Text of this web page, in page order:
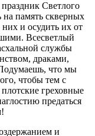
Светлого
на память скверных
и осудить их от
Всесветлый
службы
драками,
что мы
чтобы тем с
греховные
предаться
и